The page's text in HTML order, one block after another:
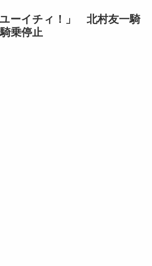
相互RSS
ーイチィ！」 北村友一騎
乗停止